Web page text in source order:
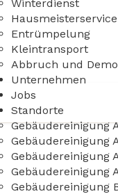
Winterdienst
Hausmeisterservice
Entrümpelung
Kleintransport
Abbruch und
Unternehmen
Jobs
Standorte
Gebäudereinigung
Gebäudereinigung
Gebäudereinigung
Gebäudereinigung
Gebäudereinigung